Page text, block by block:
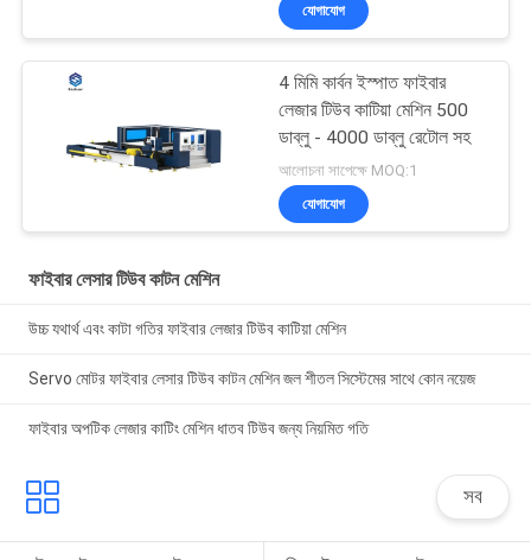
যোগাযোগ
4 মিমি কার্বন ইস্পাত ফাইবার
লেজার টিউব কাটিয়া মেশিন 500
ডাব্লু - 4000 ডাব্লু রেটোল সহ
আলোচনা সাপেক্ষে MOQ:1
যোগাযোগ
ফাইবার লেসার টিউব কাটন মেশিন
উচ্চ যথার্থ এবং কাটা গতির ফাইবার লেজার টিউব কাটিয়া মেশিন
Servo মোটর ফাইবার লেসার টিউব কাটন মেশিন জল শীতল সিস্টেমের সাথে কোন নয়েজ
ফাইবার অপটিক লেজার কাটিং মেশিন ধাতব টিউব জন্য নিয়মিত গতি
সব